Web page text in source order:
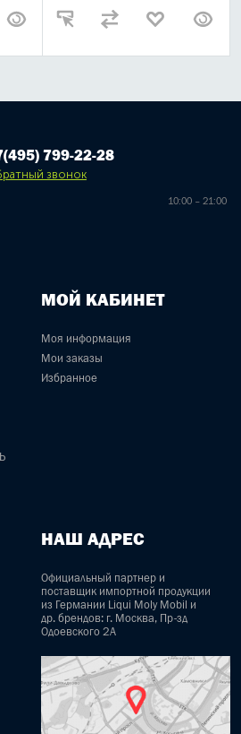
799-22-28
звонок
10:00 – 21:00
МОЙ КАБИНЕТ
Моя информация
Мои заказы
Избранное
НАШ АДРЕС
Официальный партнер и
поставщик импортной продукции
из Германии Liqui Moly Mobil и
др. брендов: г. Москва, Пр-зд
Одоевского 2А